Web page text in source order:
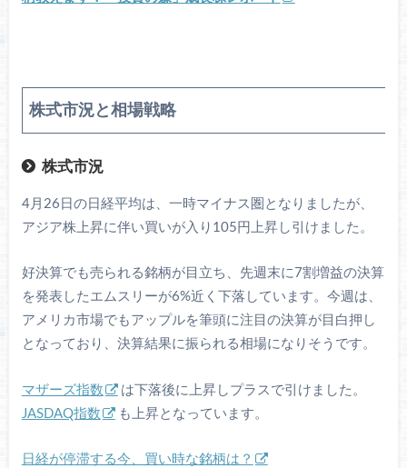
株式市況と相場戦略
株式市況
4月26日の日経平均は、一時マイナス圏となりましたが、
アジア株上昇に伴い買いが入り105円上昇し引けました。
好決算でも売られる銘柄が目立ち、先週末に7割増益の決算
を発表したエムスリーが6%近く下落しています。今週は、
アメリカ市場でもアップルを筆頭に注目の決算が目白押し
となっており、決算結果に振られる相場になりそうです。
マザーズ指数
は下落後に上昇しプラスで引けました。
JASDAQ指数
も上昇となっています。
日経が停滞する今、買い時な銘柄は？